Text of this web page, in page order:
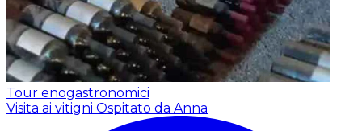
Tour enogastronomici
Visita ai vitigni Ospitato da Anna